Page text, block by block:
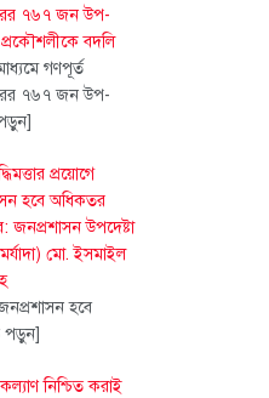
৭৬৭ জন উপ-
বদলি
গণপূর্ত
৭৬৭ জন উপ-
প্রয়োগে
হবে অধিকতর
জনপ্রশাসন উপদেষ্টা
মো. ইসমাইল
জনপ্রশাসন হবে
পড়ুন]
নিশ্চিত করাই